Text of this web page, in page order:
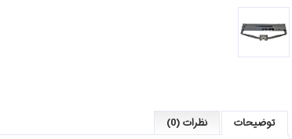
توضیحات نظرات (0)